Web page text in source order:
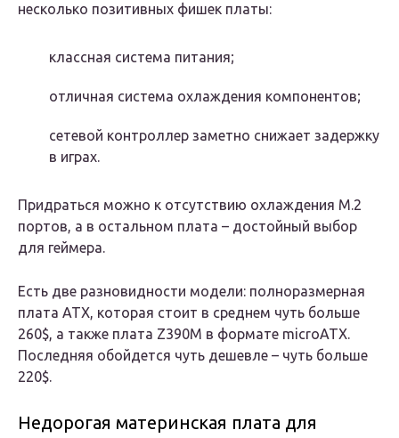
несколько позитивных фишек платы:
классная система питания;
отличная система охлаждения компонентов;
сетевой контроллер заметно снижает задержку
в играх.
Придраться можно к отсутствию охлаждения M.2
портов, а в остальном плата – достойный выбор
для геймера.
Есть две разновидности модели: полноразмерная
плата ATX, которая стоит в среднем чуть больше
260$, а также плата Z390M в формате microATX.
Последняя обойдется чуть дешевле – чуть больше
220$.
Недорогая материнская плата для